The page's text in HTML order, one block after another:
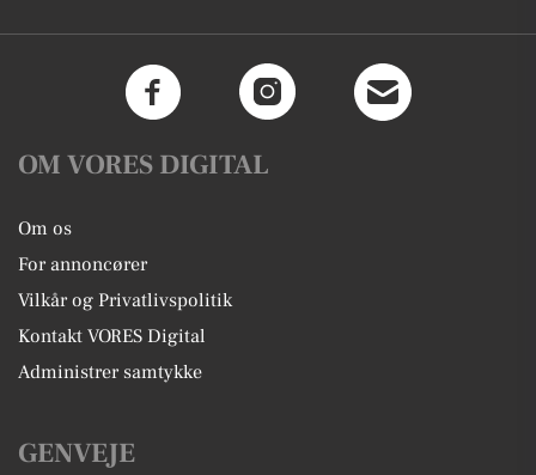
OM VORES DIGITAL
Om os
For annoncører
Vilkår og Privatlivspolitik
Kontakt VORES Digital
Administrer samtykke
GENVEJE